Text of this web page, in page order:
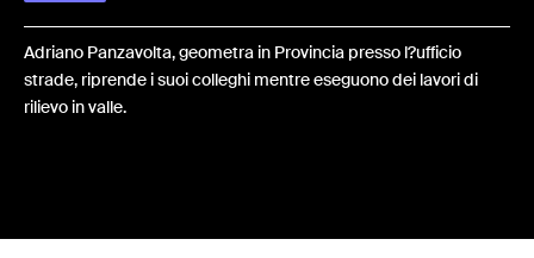
Adriano Panzavolta, geometra in Provincia presso l?ufficio
strade, riprende i suoi colleghi mentre eseguono dei lavori di
rilievo in valle.